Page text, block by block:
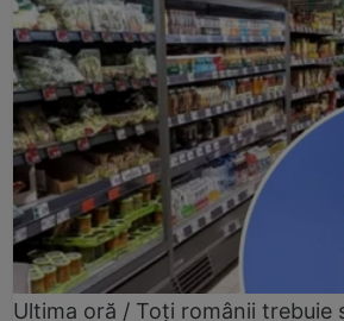
Ultima oră / Toți românii trebuie